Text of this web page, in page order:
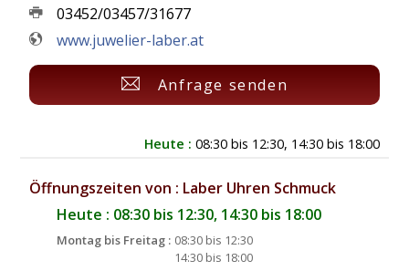
03452/03457/31677
www.juwelier-laber.at
Anfrage senden
Heute : 08:30 bis 12:30, 14:30 bis 18:00
Öffnungszeiten von : Laber Uhren Schmuck
Heute : 08:30 bis 12:30, 14:30 bis 18:00
Montag bis Freitag : 08:30 bis 12:30
14:30 bis 18:00